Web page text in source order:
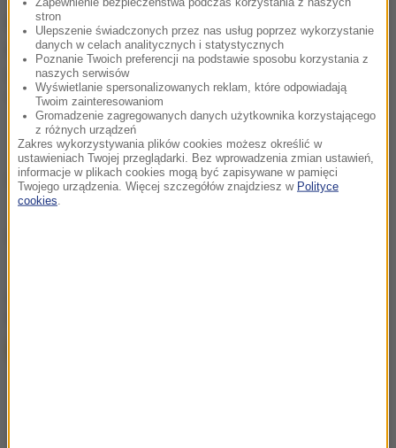
nazistowskich umieściło na swojej stronie
internetowej informację o niepokojach w
Sztokholmie. Zajścia określa w tekście jako
"czyszczenie z przestępców wśród imigrantów".
(j.)
stron
Ulepszenie świadczonych przez nas usług poprzez wykorzystanie
danych w celach analitycznych i statystycznych
Poznanie Twoich preferencji na podstawie sposobu korzystania z
naszych serwisów
Wyświetlanie spersonalizowanych reklam, które odpowiadają
Twoim zainteresowaniom
Gromadzenie zagregowanych danych użytkownika korzystającego
z różnych urządzeń
Zakres wykorzystywania plików cookies możesz określić w
ustawieniach Twojej przeglądarki. Bez wprowadzenia zmian ustawień,
informacje w plikach cookies mogą być zapisywane w pamięci
Twojego urządzenia. Więcej szczegółów znajdziesz w Polityce
cookies